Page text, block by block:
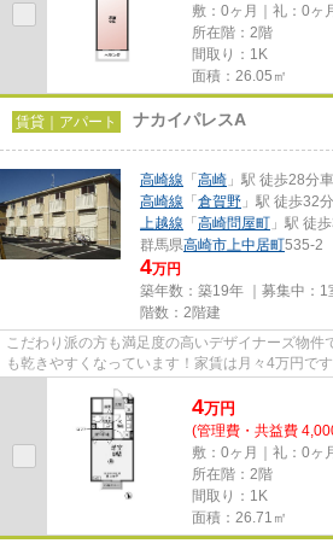
敷：0ヶ月｜礼：0ヶ
所在階：2階
間取り：1K
面積：26.05㎡
賃貸｜アパート ナカイパレスA
高崎線 「 高崎 」駅 徒歩28分
高崎線 「 倉賀野 」駅 徒歩32
上越線 「 高崎問屋町 」駅 徒
群馬県高崎市上中居町535-2
4万円
築年数：築19年 ｜募集中： 1
階数：2階建
こだわり派の方も満足度の高いデザイナーズ物件
も乾きやすくなっています！家賃は月々4万円で
4万円
(管理費・共益費
敷：0ヶ月｜礼：0ヶ
所在階：2階
間取り：1K
面積：26.71㎡